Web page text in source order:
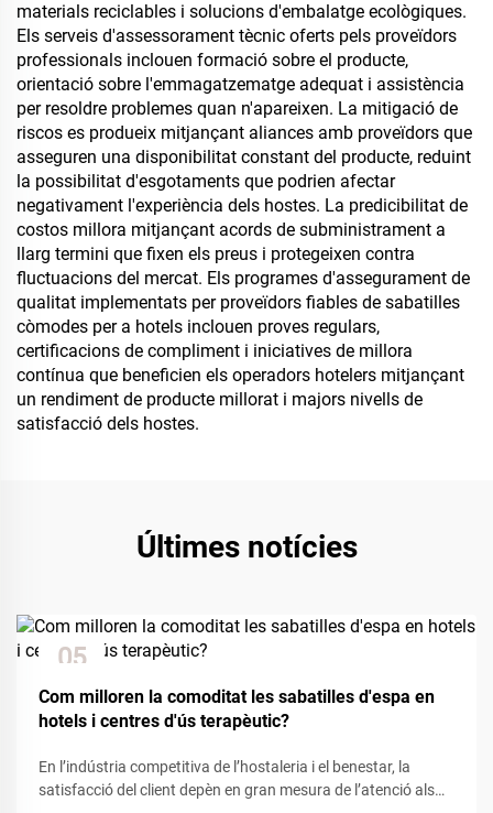
materials reciclables i solucions d'embalatge ecològiques.
Els serveis d'assessorament tècnic oferts pels proveïdors
professionals inclouen formació sobre el producte,
orientació sobre l'emmagatzematge adequat i assistència
per resoldre problemes quan n'apareixen. La mitigació de
riscos es produeix mitjançant aliances amb proveïdors que
asseguren una disponibilitat constant del producte, reduint
la possibilitat d'esgotaments que podrien afectar
negativament l'experiència dels hostes. La predicibilitat de
costos millora mitjançant acords de subministrament a
llarg termini que fixen els preus i protegeixen contra
fluctuacions del mercat. Els programes d'assegurament de
qualitat implementats per proveïdors fiables de sabatilles
còmodes per a hotels inclouen proves regulars,
certificacions de compliment i iniciatives de millora
contínua que beneficien els operadors hotelers mitjançant
un rendiment de producte millorat i majors nivells de
satisfacció dels hostes.
Últimes notícies
05
Com milloren la comoditat les sabatilles d'espa en
hotels i centres d'ús terapèutic?
En l’indústria competitiva de l’hostaleria i el benestar, la
satisfacció del client depèn en gran mesura de l’atenció als